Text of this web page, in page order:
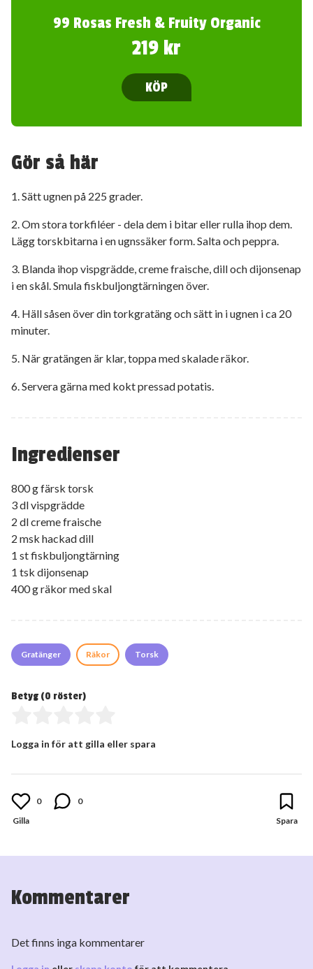
Ingredienser
800 g färsk torsk
3 dl vispgrädde
2 dl creme fraische
2 msk hackad dill
1 st fiskbuljongtärning
1 tsk dijonsenap
400 g räkor med skal
99 Rosas Fresh & Fruity Organic
219 kr
KÖP
Gör så här
1. Sätt ugnen på 225 grader.
2. Om stora torkfiléer - dela dem i bitar eller rulla ihop dem.
Lägg torskbitarna i en ugnssäker form. Salta och peppra.
3. Blanda ihop vispgrädde, creme fraische, dill och dijonsenap
i en skål. Smula fiskbuljongtärningen över.
4. Häll såsen över din torkgratäng och sätt in i ugnen i ca 20
minuter.
5. När gratängen är klar, toppa med skalade räkor.
6. Servera gärna med kokt pressad potatis.
Gratänger Räkor Torsk
Betyg (0 röster)
Logga in för att gilla eller spara
0 0
Kommentarer
Det finns inga kommentarer